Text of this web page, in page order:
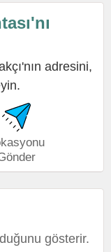
adresini,
gösterir.